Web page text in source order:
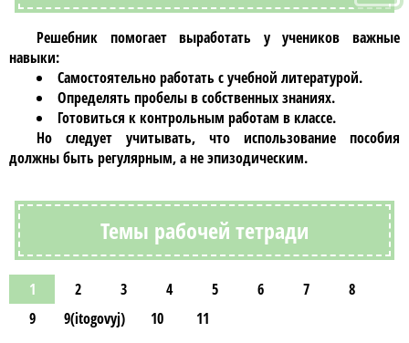
Решебник помогает выработать у учеников важные
навыки:
Самостоятельно работать с учебной литературой.
Определять пробелы в собственных знаниях.
Готовиться к контрольным работам в классе.
Но следует учитывать, что использование пособия
должны быть регулярным, а не эпизодическим.
Темы рабочей тетради
1 2 3 4 5 6 7
8
9
9(itogovyj) 10 11